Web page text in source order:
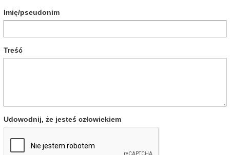
Imię/pseudonim
Treść
Udowodnij, że jesteś człowiekiem